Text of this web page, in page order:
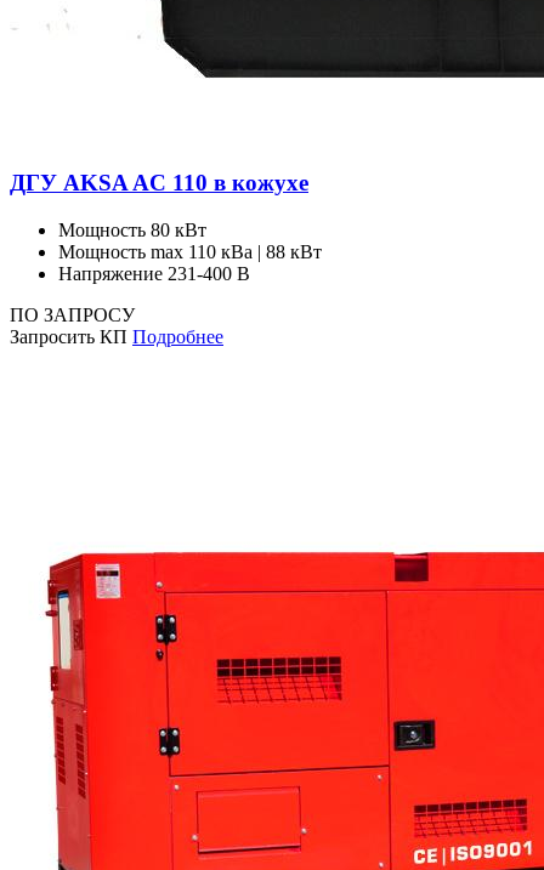
ДГУ AKSA AC 110 в кожухе
Мощность 80 кВт
Мощность max 110 кВа | 88 кВт
Напряжение 231-400 В
ПО ЗАПРОСУ
Запросить КП Подробнее